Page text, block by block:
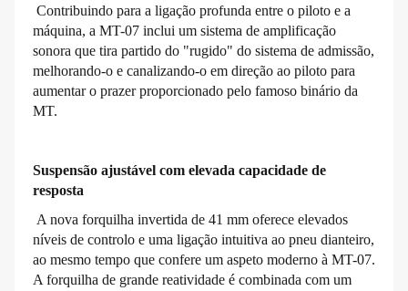
Contribuindo para a ligação profunda entre o piloto e a
máquina, a MT-07 inclui um sistema de amplificação
sonora que tira partido do "rugido" do sistema de admissão,
melhorando-o e canalizando-o em direção ao piloto para
aumentar o prazer proporcionado pelo famoso binário da
MT.
Suspensão ajustável com elevada capacidade de
resposta
A nova forquilha invertida de 41 mm oferece elevados
níveis de controlo e uma ligação intuitiva ao pneu dianteiro,
ao mesmo tempo que confere um aspeto moderno à MT-07.
A forquilha de grande reatividade é combinada com um